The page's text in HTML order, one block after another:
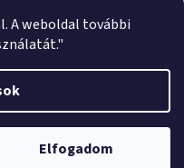
A weboldal további
Elfogadom
. Minden jog fenntartva.